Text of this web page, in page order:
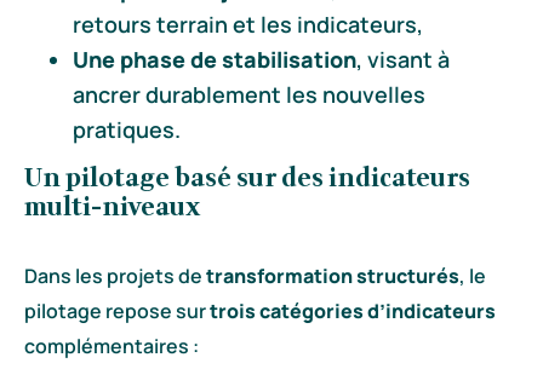
retours terrain et les indicateurs,
Une phase de stabilisation, visant à
ancrer durablement les nouvelles
pratiques.
Un pilotage basé sur des indicateurs
multi-niveaux
Dans les projets detransformation structurés, le
pilotage repose surtrois catégories d’indicateurs
complémentaires :